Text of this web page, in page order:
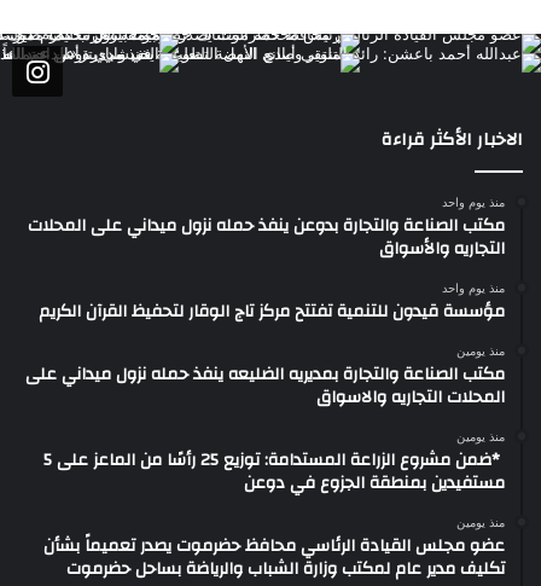
الاخبار الأكثر قراءة
منذ يوم واحد
مكتب الصناعة والتجارة بدوعن ينفذ حمله نزول ميداني على المحلات
التجاريه والأسواق
منذ يوم واحد
مؤسسة قيدون للتنمية تفتتح مركز تاج الوقار لتحفيظ القرآن الكريم
منذ يومين
مكتب الصناعة والتجارة بمديريه الضليعه ينفذ حمله نزول ميداني على
المحلات التجاريه والاسواق
منذ يومين
​ *ضمن مشروع الزراعة المستدامة: توزيع 25 رأسًا من الماعز على 5
مستفيدين بمنطقة الجزوع في دوعن
منذ يومين
عضو مجلس القيادة الرئاسي محافظ حضرموت يصدر تعميماً بشأن
تكليف مدير عام لمكتب وزارة الشباب والرياضة بساحل حضرموت